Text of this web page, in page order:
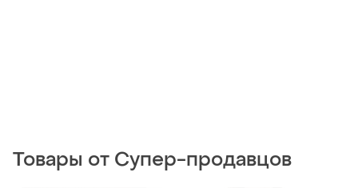
Товары от Супер-продавцов